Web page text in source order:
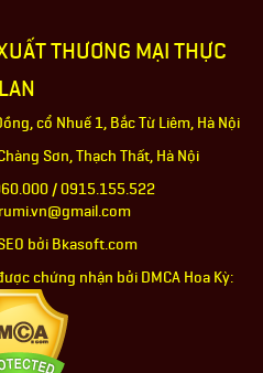
THƯƠNG MẠI THỰC
LAN
cổ Nhuế 1, Bắc Từ Liêm, Hà Nội
Sơn, Thạch Thất, Hà Nội
/ 0915.155.522
bởi Bkasoft.com
chứng nhận bởi DMCA Hoa Kỳ: